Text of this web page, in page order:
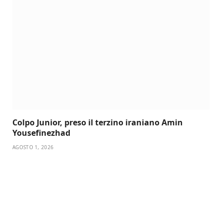
Colpo Junior, preso il terzino iraniano Amin
Yousefinezhad
AGOSTO 1, 2026